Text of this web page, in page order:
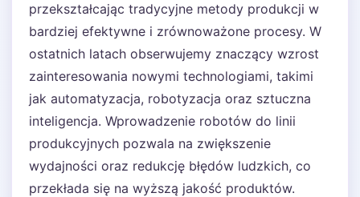
przekształcając tradycyjne metody produkcji w
bardziej efektywne i zrównoważone procesy. W
ostatnich latach obserwujemy znaczący wzrost
zainteresowania nowymi technologiami, takimi
jak automatyzacja, robotyzacja oraz sztuczna
inteligencja. Wprowadzenie robotów do linii
produkcyjnych pozwala na zwiększenie
wydajności oraz redukcję błędów ludzkich, co
przekłada się na wyższą jakość produktów.